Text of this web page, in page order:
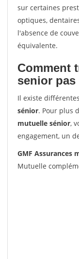
sur certaines
optiques,
l'absence de
équivalente.
Comment
senior pas
Il existe
sénior. Pour plus
mutuelle sénior,
engagement, un
GMF Assurances
Mutuelle